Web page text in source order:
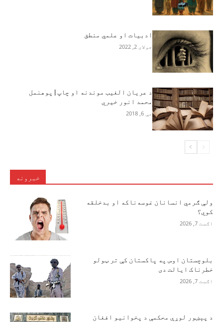
ادبیات او علمي منطق
جولای 2, 2022
د عریان الغیب موندنه او چاپ | پوهنمل
محمد انور خیري
مې 6, 2018
خبرونه
ولې ګرمي انسانان غوسه‌ناکه او بدخلقه
کوي؟
اګست 7, 2026
بلوچستان اوس په پاکستان کې تر ټولو
خطرناک ایالت دی
اګست 7, 2026
د پېښور لوړې محکمې د پخوانیو افغان